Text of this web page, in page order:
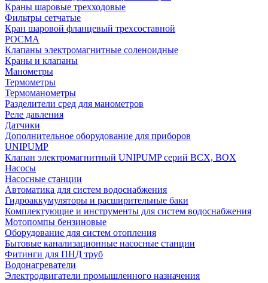
Краны шаровые трехходовые
Фильтры сетчатые
Кран шаровой фланцевый трехсоставной
РОСМА
Клапаны электромагнитные соленоидные
Краны и клапаны
Манометры
Термометры
Термоманометры
Разделители сред для манометров
Реле давления
Датчики
Дополнительное оборудование для приборов
UNIPUMP
Клапан электромагнитный UNIPUMP серий BCX, BOX
Насосы
Насосные станции
Автоматика для систем водоснабжения
Гидроаккумуляторы и расширительные баки
Комплектующие и инструменты для систем водоснабжения
Мотопомпы бензиновые
Оборудование для систем отопления
Бытовые канализационные насосные станции
Фитинги для ПНД труб
Водонагреватели
Электродвигатели промышленного назначения